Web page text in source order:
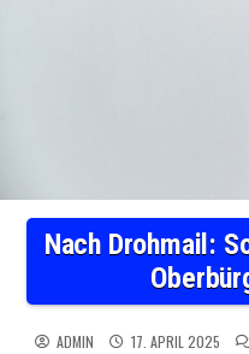
Nach Drohmail:
ADMIN 17. APRIL 2025